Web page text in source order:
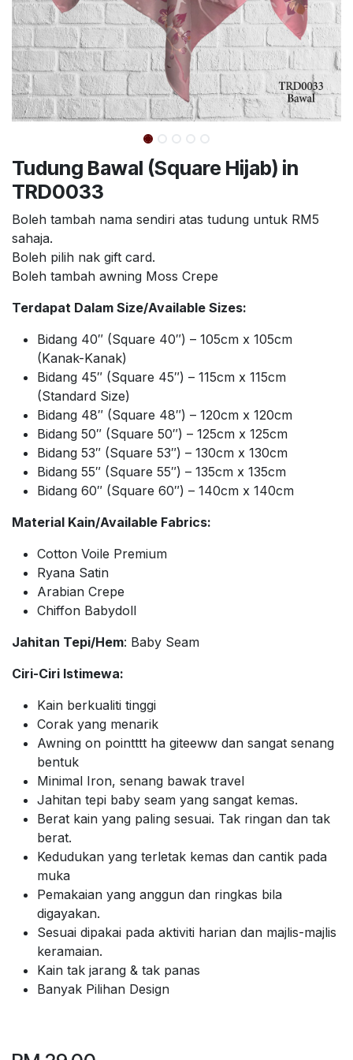
Tudung Bawal (Square Hijab) in
TRD0033
Boleh tambah nama sendiri atas tudung untuk RM5
sahaja.
Boleh pilih nak gift card.
Boleh tambah awning Moss Crepe
Terdapat Dalam Size/Available Sizes:
Bidang 40″ (Square 40″) – 105cm x 105cm
(Kanak-Kanak)
Bidang 45″ (Square 45″) – 115cm x 115cm
(Standard Size)
Bidang 48″ (Square 48″) – 120cm x 120cm
Bidang 50″ (Square 50″) – 125cm x 125cm
Bidang 53″ (Square 53″) – 130cm x 130cm
Bidang 55″ (Square 55″) – 135cm x 135cm
Bidang 60″ (Square 60″) – 140cm x 140cm
Material Kain/Available Fabrics:
Cotton Voile Premium
Ryana Satin
Arabian Crepe
Chiffon Babydoll
Jahitan Tepi/Hem: Baby Seam
Ciri-Ciri Istimewa:
Kain berkualiti tinggi
Corak yang menarik
Awning on pointttt ha giteeww dan sangat senang
bentuk
Minimal Iron, senang bawak travel
Jahitan tepi baby seam yang sangat kemas.
Berat kain yang paling sesuai. Tak ringan dan tak
berat.
Kedudukan yang terletak kemas dan cantik pada
muka
Pemakaian yang anggun dan ringkas bila
digayakan.
Sesuai dipakai pada aktiviti harian dan majlis-majlis
keramaian.
Kain tak jarang & tak panas
Banyak Pilihan Design